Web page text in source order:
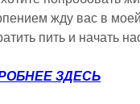
жду вас в
пить и начать
ЗДЕСЬ